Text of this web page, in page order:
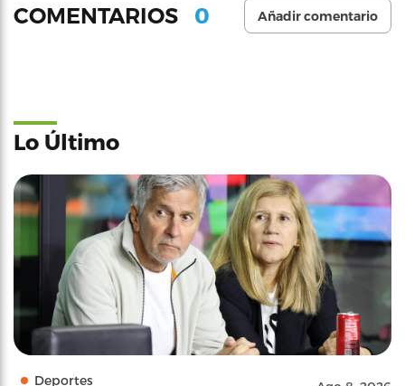
COMENTARIOS 0 Añadir comentario
Lo Último
Deportes